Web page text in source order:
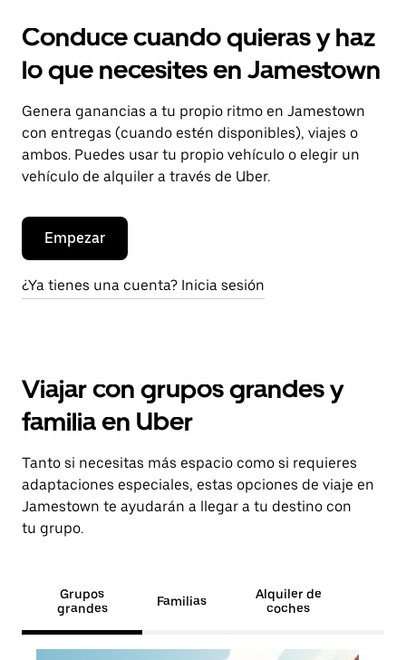
Conduce cuando quieras y haz
lo que necesites en Jamestown
Genera ganancias a tu propio ritmo en Jamestown
con entregas (cuando estén disponibles), viajes o
ambos. Puedes usar tu propio vehículo o elegir un
vehículo de alquiler a través de Uber.
Empezar
¿Ya tienes una cuenta? Inicia sesión
Viajar con grupos grandes y
familia en Uber
Tanto si necesitas más espacio como si requieres
adaptaciones especiales, estas opciones de viaje en
Jamestown te ayudarán a llegar a tu destino con
tu grupo.
Grupos
grandes
Familias
Alquiler de
coches